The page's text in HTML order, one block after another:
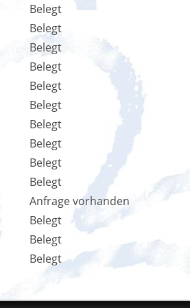
Belegt
Belegt
Belegt
Belegt
Belegt
Belegt
Belegt
Belegt
Belegt
Belegt
Anfrage vorhanden
Belegt
Belegt
Belegt